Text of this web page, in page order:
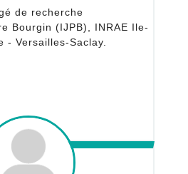
de recherche
Bourgin (IJPB), INRAE Ile-
- Versailles-Saclay.